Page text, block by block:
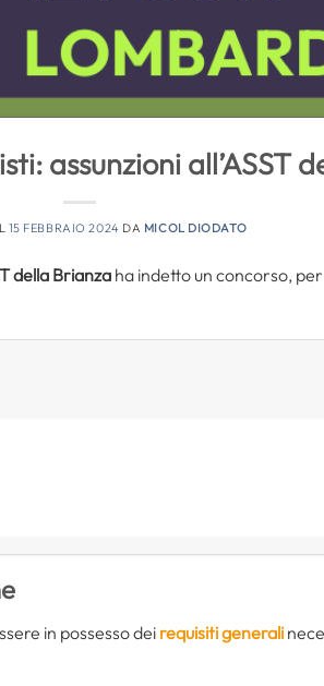
assunzioni all’ASST
15 FEBBRAIO 2024 DA MICOL DIODATO
della Brianzaha indetto un concorso,
in possesso deirequisiti generali